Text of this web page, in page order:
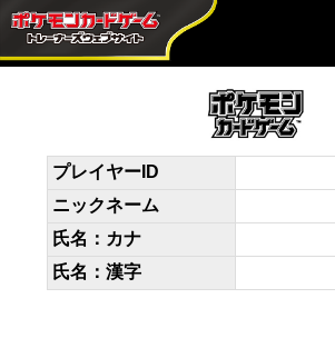
デッキコード
yRMpyM-AxnlHL-yyMRUM
プレイヤーID
ニックネーム
氏名：カナ
氏名：漢字